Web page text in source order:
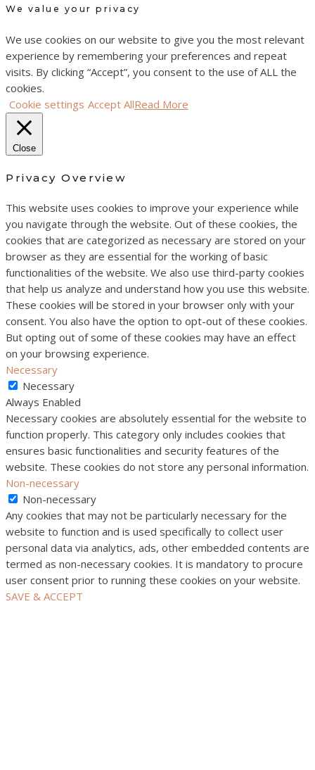
We value your privacy
We use cookies on our website to give you the most relevant
experience by remembering your preferences and repeat
visits. By clicking “Accept”, you consent to the use of ALL the
cookies.
Cookie settings Accept AllRead More
Close
Privacy Overview
This website uses cookies to improve your experience while
you navigate through the website. Out of these cookies, the
cookies that are categorized as necessary are stored on your
browser as they are essential for the working of basic
functionalities of the website. We also use third-party cookies
that help us analyze and understand how you use this website.
These cookies will be stored in your browser only with your
consent. You also have the option to opt-out of these cookies.
But opting out of some of these cookies may have an effect
on your browsing experience.
Necessary
Necessary
Always Enabled
Necessary cookies are absolutely essential for the website to
function properly. This category only includes cookies that
ensures basic functionalities and security features of the
website. These cookies do not store any personal information.
Non-necessary
Non-necessary
Any cookies that may not be particularly necessary for the
website to function and is used specifically to collect user
personal data via analytics, ads, other embedded contents are
termed as non-necessary cookies. It is mandatory to procure
user consent prior to running these cookies on your website.
SAVE & ACCEPT